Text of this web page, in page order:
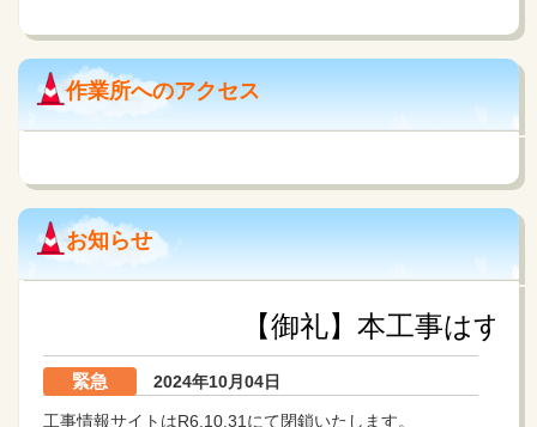
作業所へのアクセス
お知らせ
【御礼】本工事はすべての作業
緊急 2024年10月04日
工事情報サイトはR6.10.31にて閉鎖いたします。